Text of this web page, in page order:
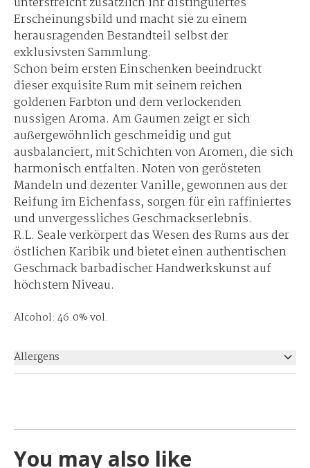
Erscheinungsbild und macht sie zu einem
herausragenden Bestandteil selbst der
exklusivsten Sammlung.
Schon beim ersten Einschenken beeindruckt
dieser exquisite Rum mit seinem reichen
goldenen Farbton und dem verlockenden
nussigen Aroma. Am Gaumen zeigt er sich
außergewöhnlich geschmeidig und gut
ausbalanciert, mit Schichten von Aromen, die sich
harmonisch entfalten. Noten von gerösteten
Mandeln und dezenter Vanille, gewonnen aus der
Reifung im Eichenfass, sorgen für ein raffiniertes
und unvergessliches Geschmackserlebnis.
R.L. Seale verkörpert das Wesen des Rums aus der
östlichen Karibik und bietet einen authentischen
Geschmack barbadischer Handwerkskunst auf
höchstem Niveau.
Alcohol: 46.0% vol.
Allergens
You may also like